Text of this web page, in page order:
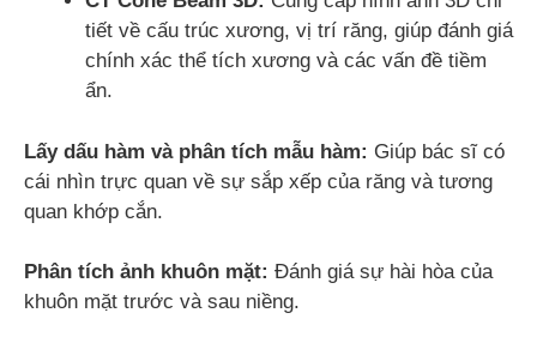
tiết về cấu trúc xương, vị trí răng, giúp đánh giá
chính xác thể tích xương và các vấn đề tiềm
ẩn.
Lấy dấu hàm và phân tích mẫu hàm: Giúp bác sĩ có
cái nhìn trực quan về sự sắp xếp của răng và tương
quan khớp cắn.
Phân tích ảnh khuôn mặt: Đánh giá sự hài hòa của
khuôn mặt trước và sau niềng.